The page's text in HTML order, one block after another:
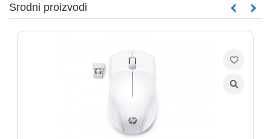
Srodni proizvodi